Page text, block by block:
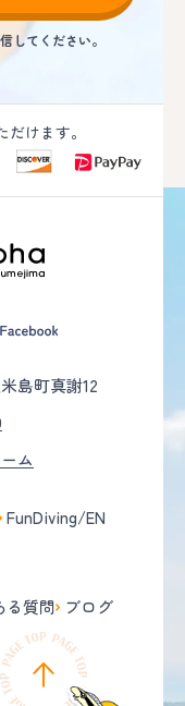
してください。
けます。
島町真謝12
ム
FunDiving/EN
る質問 ブログ